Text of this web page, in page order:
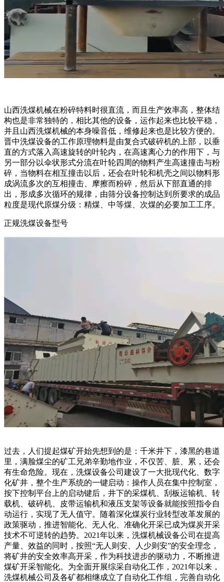
山西洗煤机械在粉碎特料时很直流，而且生产效率高，整体结
构也是非常独特的，相比其他的设备，运作起来也比较平稳，
并且山西洗煤机械的本身噪音低，维修起来也是比较方便的。
晋中洗煤设备的工作原理物料是由复合式破碎机的上部，以垂
直的方式落入高速旋转的叶轮内，在高速离心力的作用下，与
另一部分以伞状形式分流在叶轮四周的物料产生高速撞击与粉
碎，当物料在相互撞击以后，还会在叶轮和机壳之间以物料形
成涡流多次的互相撞击、摩擦而粉碎，然后从下部直通的排
出，形成多次循环的规律，由筛分设备控制达到所要求的成品
粒度是现代原煤分级：精煤、中等煤、次煤的必要加工工序。
正规洗煤设备型号
过去，人们提起煤矿开始先想到的是：千米井下，漆黑的巷道
里，满脸煤尘的矿工兄弟辛勤地作业，不仅苦、脏、累，还会
有生命危险。现在，洗煤设备公司建设了一大批现代化、数字
化矿井，整个生产系统的一键启动：操作人员在集中控制室，
按下控制平台上的启动键后，井下的采煤机、刮板运输机、转
载机、破碎机、皮带运输机和液压支架等设备就能按照指令自
动运行，实现了无人值守。随着深化煤炭行业转型改革发展的
政策驱动，推进智能化、无人化、准确化开采已成为煤炭开采
技术不可逆转的趋势。2021年以来，洗煤机械设备公司在提高
产量、效益的同时，按照“无人则安、人少则安”的安全理念，
将矿井的安全效率高开采，作为科技进步的驱动力，不断推进
煤矿开采智能化。为全面开展综采自动化工作，2021年以来，
洗煤机械公司及各矿都相继成立了自动化工作组，完善自动化